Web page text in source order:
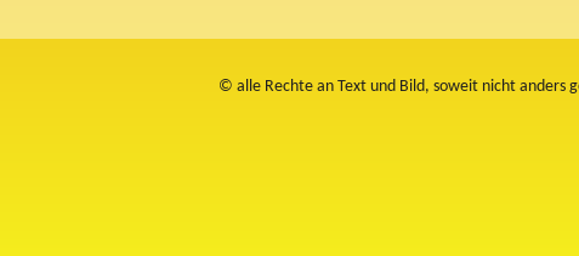
© alle Rechte an Text und Bild, soweit nicht anders